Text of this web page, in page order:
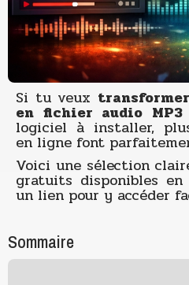
Si tu veux
en fichier audio MP3
logiciel à installer,
en ligne font
Voici une sélection
gratuits disponibles
un lien pour y accéder
Sommaire